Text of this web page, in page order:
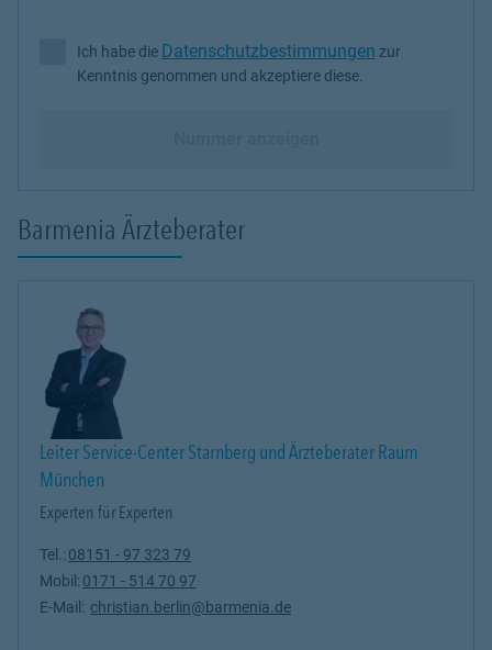
Ich habe die Datenschutzbestimmungen zur Kenntnis
Ich habe die Datenschutzbestimmungen zur
Kenntnis genommen und akzeptiere diese.
Barmenia Ärzteberater
Leiter Service-Center Starnberg und Ärzteberater Raum
München
Experten für Experten
Tel.: 08151 - 97 323 79
Mobil: 0171 - 514 70 97
E-Mail: christian.berlin@barmenia.de